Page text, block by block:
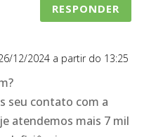
RESPONDER
12/2024 a partir do 13:25
seu contato com a
atendemos mais 7 mil